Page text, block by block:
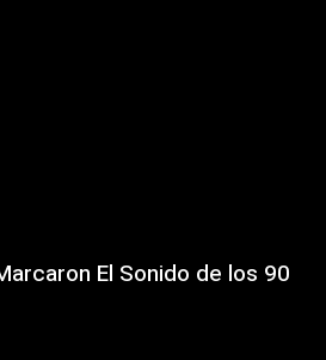
El Sonido de los 90